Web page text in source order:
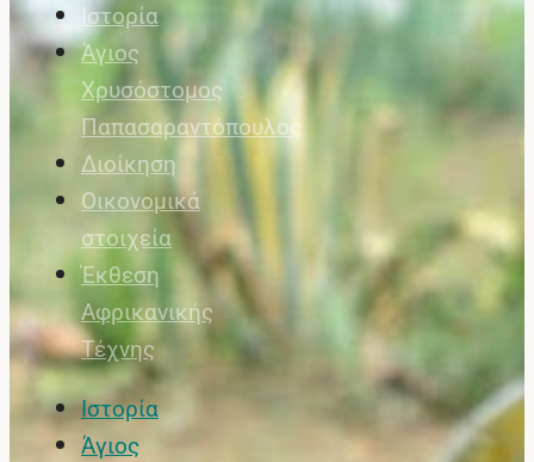
Ιστορία
Άγιος
Χρυσόστομος
Παπασαραντόπουλος
Διοίκηση
Οικονομικά
στοιχεία
Έκθεση
Αφρικανικής
Τέχνης
Ιστορία
Άγιος